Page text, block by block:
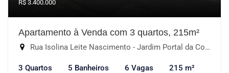
R$ 3.400.000
Apartamento à Venda com 3 quartos, 215m²
Rua Isolina Leite Nascimento - Jardim Portal da Colina, Sorocaba-SP
3 Quartos 5 Banheiros 6 Vagas 215 m²